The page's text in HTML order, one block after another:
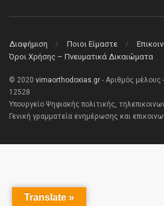
Διαφήμιση Ποιοι Είμαστε
Όροι Χρήσης – Πνευματικά Δικαιώματα
© 2020 vimaorthodoxias.gr - Αριθμός
12528
Υπουργείο Ψηφιακής πολιτικής,
Γενική γραμματεία ενημέρωσης και
Translate »